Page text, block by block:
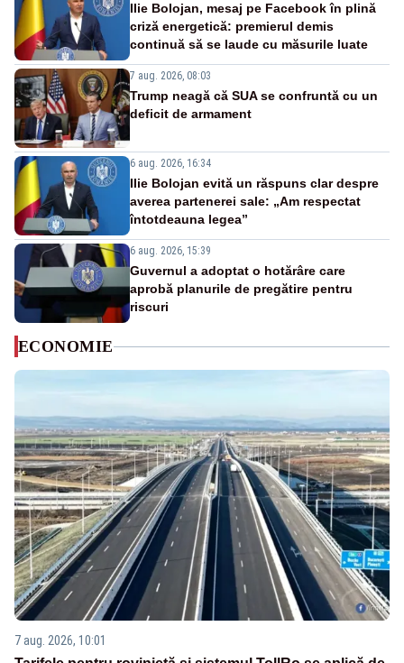
Ilie Bolojan, mesaj pe Facebook în plină
criză energetică: premierul demis
continuă să se laude cu măsurile luate
7 aug. 2026, 08:03
Trump neagă că SUA se confruntă cu un
deficit de armament
6 aug. 2026, 16:34
Ilie Bolojan evită un răspuns clar despre
averea partenerei sale: „Am respectat
întotdeauna legea”
6 aug. 2026, 15:39
Guvernul a adoptat o hotărâre care
aprobă planurile de pregătire pentru
riscuri
ECONOMIE
7 aug. 2026, 10:01